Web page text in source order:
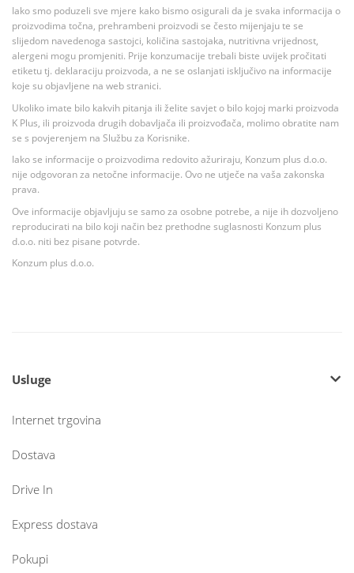
Iako smo poduzeli sve mjere kako bismo osigurali da je svaka informacija o
proizvodima točna, prehrambeni proizvodi se često mijenjaju te se
slijedom navedenoga sastojci, količina sastojaka, nutritivna vrijednost,
alergeni mogu promjeniti. Prije konzumacije trebali biste uvijek pročitati
etiketu tj. deklaraciju proizvoda, a ne se oslanjati isključivo na informacije
koje su objavljene na web stranici.
Ukoliko imate bilo kakvih pitanja ili želite savjet o bilo kojoj marki proizvoda
K Plus, ili proizvoda drugih dobavljača ili proizvođača, molimo obratite nam
se s povjerenjem na Službu za Korisnike.
Iako se informacije o proizvodima redovito ažuriraju, Konzum plus d.o.o.
nije odgovoran za netočne informacije. Ovo ne utječe na vaša zakonska
prava.
Ove informacije objavljuju se samo za osobne potrebe, a nije ih dozvoljeno
reproducirati na bilo koji način bez prethodne suglasnosti Konzum plus
d.o.o. niti bez pisane potvrde.
Konzum plus d.o.o.
Usluge
Internet trgovina
Dostava
Drive In
Express dostava
Pokupi